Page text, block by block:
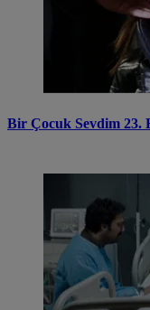
Bir Çocuk Sevdim 23.